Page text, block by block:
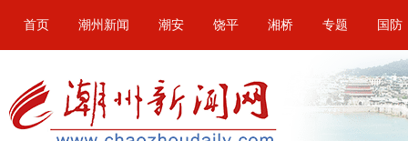
首页 潮州新闻 潮安 饶平 湘桥 专题 国防